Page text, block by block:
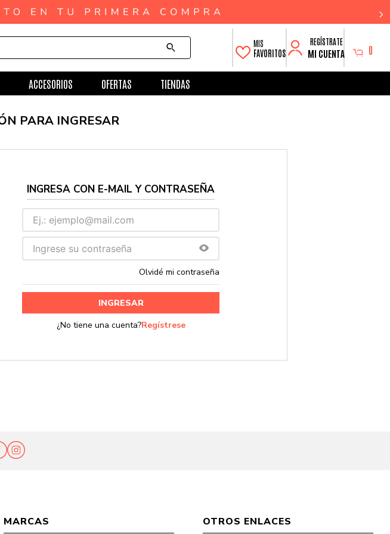
FAVORITOS MI CUENTA 0
ACCESORIOS OFERTAS TIENDAS
Olvidé mi contraseña
Entrar
MARCAS OTROS ENLACES